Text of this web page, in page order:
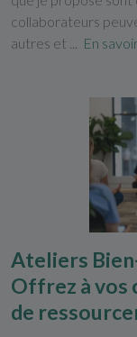
collaborateurs
autres et ...
En
Ateliers
Offrez à vos
de